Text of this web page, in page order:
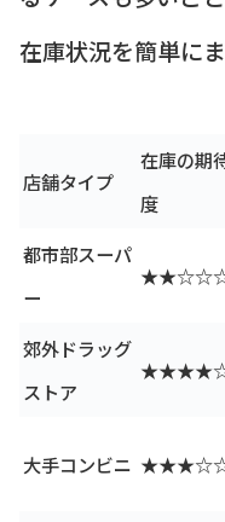
在庫状況を簡単に
店舗タイプ
在庫の期
度
都市部スーパ
ー
郊外ドラッグ
ストア
大手コンビニ